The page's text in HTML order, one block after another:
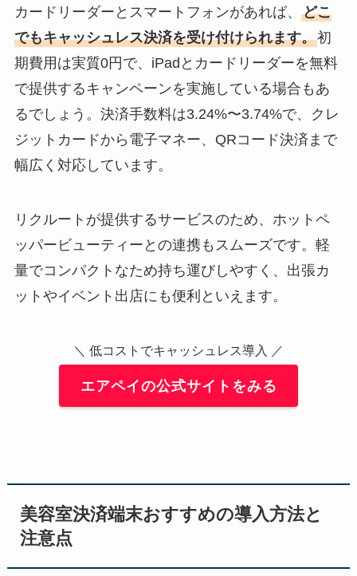
カードリーダーとスマートフォンがあれば、 どこ
でもキャッシュレス決済を受け付けられます。初
期費用は実質0円で、iPadとカードリーダーを無料
で提供するキャンペーンを実施している場合もあ
るでしょう。決済手数料は3.24%〜3.74%で、クレ
ジットカードから電子マネー、QRコード決済まで
幅広く対応しています。
リクルートが提供するサービスのため、ホットペ
ッパービューティーとの連携もスムーズです。軽
量でコンパクトなため持ち運びしやすく、出張カ
ットやイベント出店にも便利といえます。
＼ 低コストでキャッシュレス導入 ／
エアペイの公式サイトをみる
美容室決済端末おすすめの導入方法と
注意点